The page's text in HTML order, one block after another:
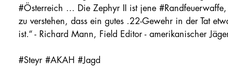
#Österreich … Die Zephyr II ist jene
zu verstehen, dass ein gutes .22-Gewehr in der Tat
ist.“ - Richard Mann, Field Editor - amerikanischer
#Steyr #AKAH #Jagd